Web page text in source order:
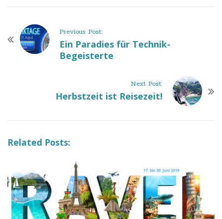
Previous Post:
Ein Paradies für Technik-
Begeisterte
Next Post:
Herbstzeit ist Reisezeit!
Related Posts: